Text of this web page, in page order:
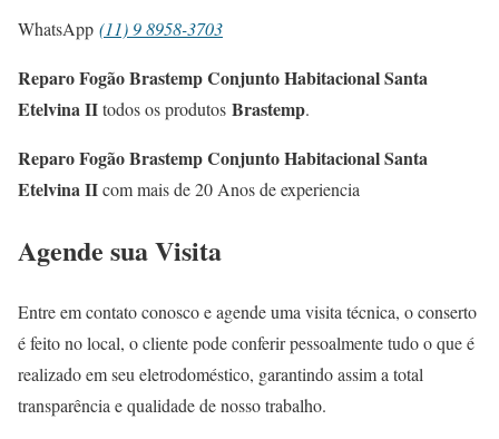
WhatsApp (11) 9 8958-3703
Reparo Fogão Brastemp Conjunto Habitacional Santa
Etelvina IItodos os produtos Brastemp.
Reparo Fogão Brastemp Conjunto Habitacional Santa
Etelvina IIcom mais de 20 Anos de experiencia
Agende sua Visita
Entre em contato conosco e agende uma visita técnica, o conserto
é feito no local, o cliente pode conferir pessoalmente tudo o que é
realizado em seu eletrodoméstico, garantindo assim a total
transparência e qualidade de nosso trabalho.